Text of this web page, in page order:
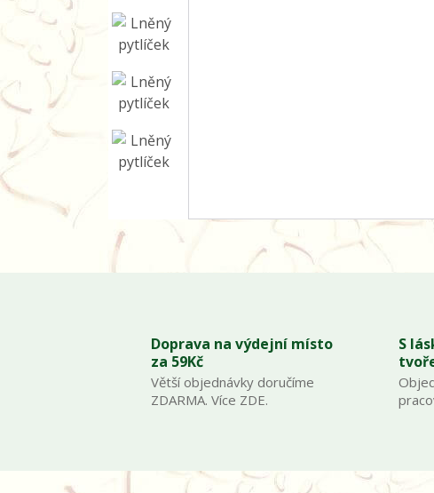
Doprava na výdejní místo
za 59Kč
Větší objednávky doručíme
ZDARMA. Více ZDE.
S